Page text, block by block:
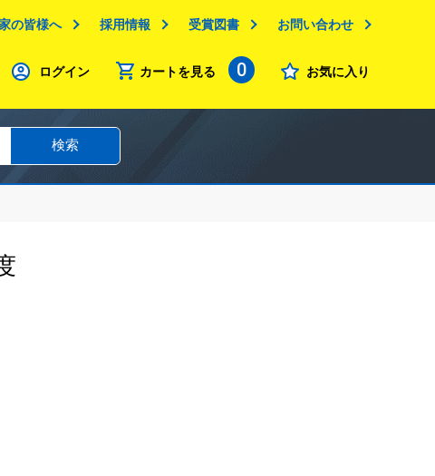
の皆様へ 採用情報 受賞図書 お問い合わせ
ログイン カートを見る 0 お気に入り
検索